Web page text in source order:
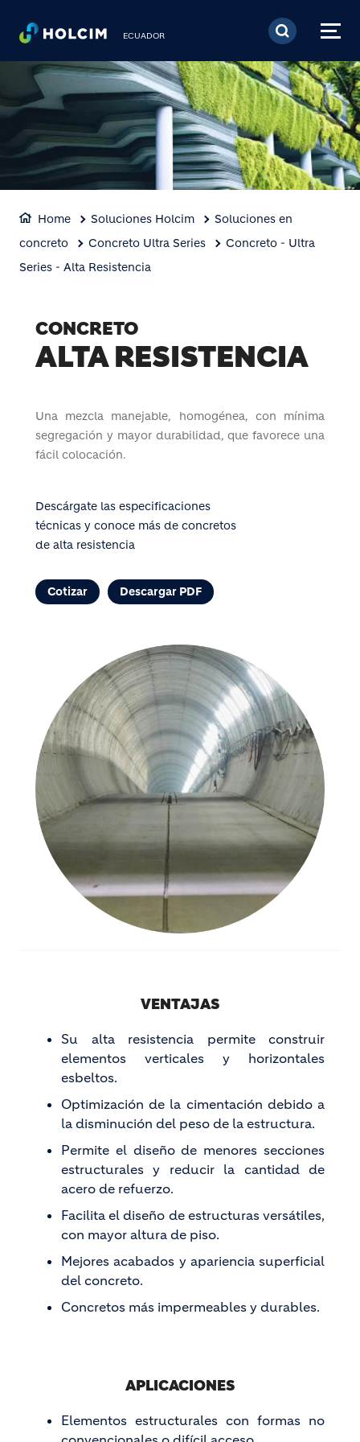
Pasar al contenido
ECUADOR
Home Soluciones Holcim
Soluciones en
concreto
Concreto Ultra Series
Concreto - Ultra
Series - Alta Resistencia
CONCRETO
ALTA RESISTENCIA
Una mezcla manejable, homogénea, con mínima
segregación y mayor durabilidad, que favorece una
fácil colocación.
Descárgate las especificaciones
técnicas y conoce más de concretos
de alta resistencia
Cotizar Descargar PDF
VENTAJAS
Su alta resistencia permite construir
elementos verticales y horizontales
esbeltos.
Optimización de la cimentación debido a
la disminución del peso de la estructura.
Permite el diseño de menores secciones
estructurales y reducir la cantidad de
acero de refuerzo.
Facilita el diseño de estructuras versátiles,
con mayor altura de piso.
Mejores acabados y apariencia superficial
del concreto.
Concretos más impermeables y durables.
APLICACIONES
Elementos estructurales con formas no